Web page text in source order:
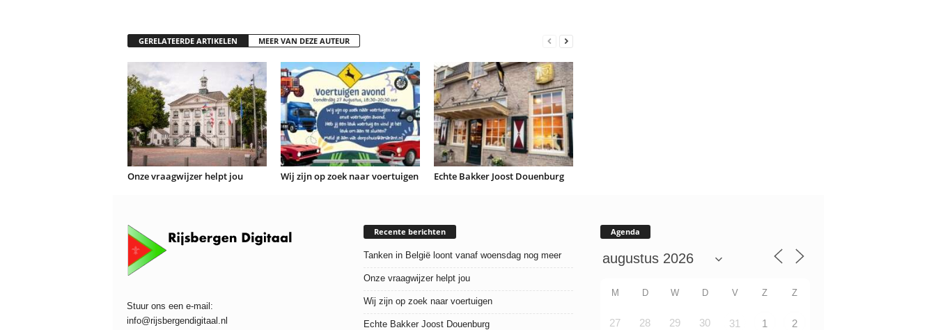
GERELATEERDE ARTIKELEN MEER VAN DEZE AUTEUR
Onze vraagwijzer helpt jou Wij zijn op zoek naar voertuigen Echte Bakker Joost Douenburg
Stuur ons een e-mail:
info@rijsbergendigitaal.nl
Recente berichten
Tanken in België loont vanaf woensdag nog meer
Onze vraagwijzer helpt jou
Wij zijn op zoek naar voertuigen
Echte Bakker Joost Douenburg
Agenda
M D W D V Z Z
27 28 29 30 31 1 2